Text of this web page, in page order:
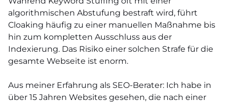
algorithmischen Abstufung bestraft wird, führt
Cloaking häufig zu einer manuellen Maßnahme bis
hin zum kompletten Ausschluss aus der
Indexierung. Das Risiko einer solchen Strafe für die
gesamte Webseite ist enorm.
Aus meiner Erfahrung als SEO-Berater: Ich habe in
über 15 Jahren Websites gesehen, die nach einer